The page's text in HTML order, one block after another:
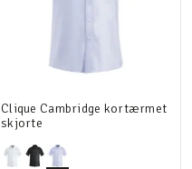
Clique Cambridge kortærmet
skjorte